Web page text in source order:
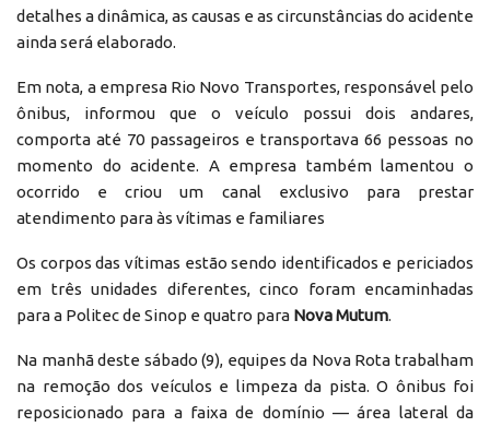
detalhes a dinâmica, as causas e as circunstâncias do acidente
ainda será elaborado.
Em nota, a empresa Rio Novo Transportes, responsável pelo
ônibus, informou que o veículo possui dois andares,
comporta até 70 passageiros e transportava 66 pessoas no
momento do acidente. A empresa também lamentou o
ocorrido e criou um canal exclusivo para prestar
atendimento para às vítimas e familiares
Os corpos das vítimas estão sendo identificados e periciados
em três unidades diferentes, cinco foram encaminhadas
para a Politec de Sinop e quatro para Nova Mutum.
Na manhã deste sábado (9), equipes da Nova Rota trabalham
na remoção dos veículos e limpeza da pista. O ônibus foi
reposicionado para a faixa de domínio — área lateral da